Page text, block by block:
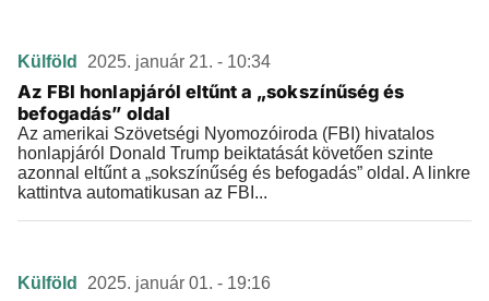
Külföld 2025. január 21. - 10:34
Az FBI honlapjáról eltűnt a „sokszínűség és
befogadás” oldal
Az amerikai Szövetségi Nyomozóiroda (FBI) hivatalos
honlapjáról Donald Trump beiktatását követően szinte
azonnal eltűnt a „sokszínűség és befogadás” oldal. A linkre
kattintva automatikusan az FBI...
Külföld 2025. január 01. - 19:16